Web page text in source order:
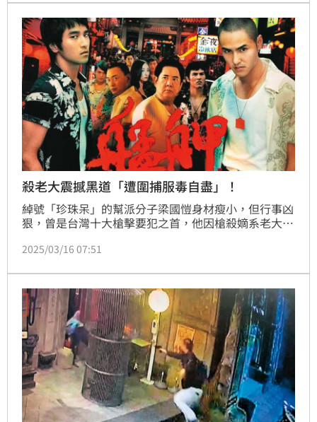
艋舺大道民宅被囚禁毆打致死，警方已循線逮捕8名涉
案人，將朝殺人、凌虐致死等罪嫌方向偵辦。
殺老大震撼黑道「遭圍捕服毒自盡」！
綽號「珍珠呆」的幫派分子梁國愷身材瘦小，但行事凶
狠，曾是台灣十大槍擊要犯之首，他因槍殺嫡系老大，
段，就是影射他。打響知名度後，梁與同夥四處洗劫賭
行蹤，出動霹靂小組圍捕，警匪槍戰後，梁自知難逃法
網，選擇服用氰化物自盡，結束罪惡的一生。
2025/03/16 07:51